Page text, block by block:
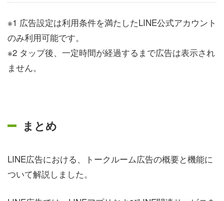
※1 広告設定は利用条件を満たしたLINE公式アカウント
のみ利用可能です。
※2 タップ後、一定時間が経過するまで広告は表示され
ません。
まとめ
LINE広告における、トークルーム広告の概要と機能に
ついて解説しました。